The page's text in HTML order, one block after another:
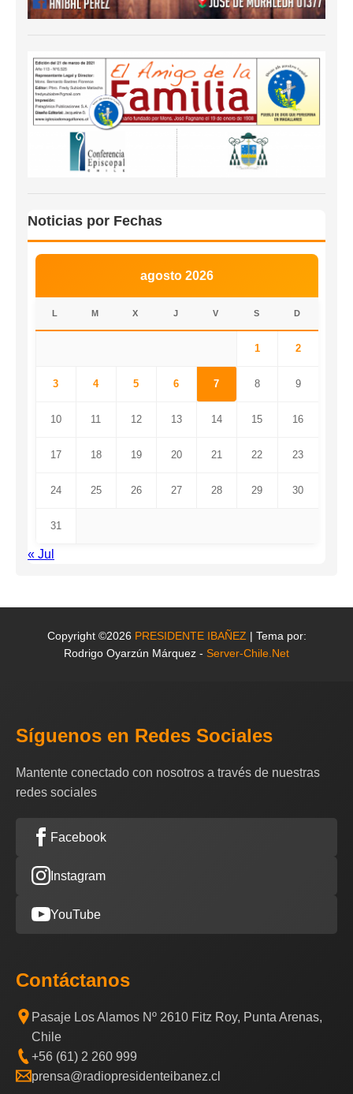
Noticias por Fechas
agosto 2026
L M X J V S D
1 2
3 4 5 6 7 8 9
10 11 12 13 14 15 16
17 18 19 20 21 22 23
24 25 26 27 28 29 30
31
« Jul
Copyright ©2026 PRESIDENTE IBAÑEZ | Tema por:
Rodrigo Oyarzún Márquez - Server-Chile.Net
Síguenos en Redes Sociales
Mantente conectado con nosotros a través de nuestras
redes sociales
Facebook
Instagram
YouTube
Contáctanos
Pasaje Los Alamos Nº 2610 Fitz Roy, Punta Arenas,
Chile
+56 (61) 2 260 999
prensa@radiopresidenteibanez.cl